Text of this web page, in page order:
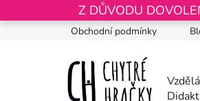
na
Z DŮVODU
Obchodní podmínky